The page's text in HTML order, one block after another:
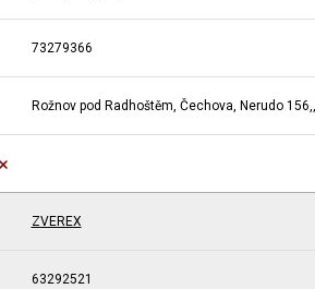
73279366
Rožnov pod Radhoštěm, Čechova, Nerudo
ZVEREX
63292521